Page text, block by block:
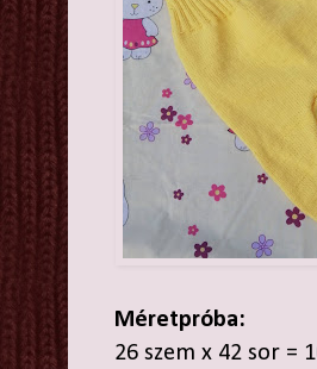
Méretpróba:
26 szem x 42 sor =